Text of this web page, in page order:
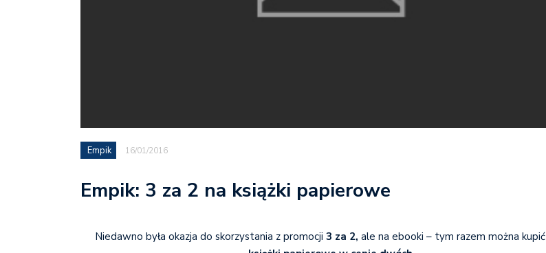
Empik 16/01/2016
Empik: 3 za 2 na książki papierowe
Niedawno była okazja do skorzystania z promocji 3 za 2, ale na ebooki – tym razem można kupić